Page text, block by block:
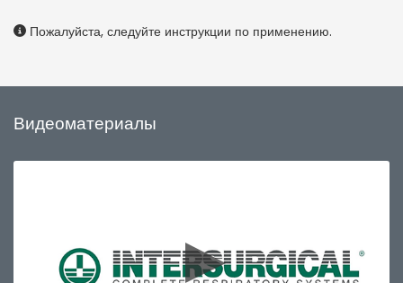
Пожалуйста, следуйте инструкции по применению.
Видеоматериалы